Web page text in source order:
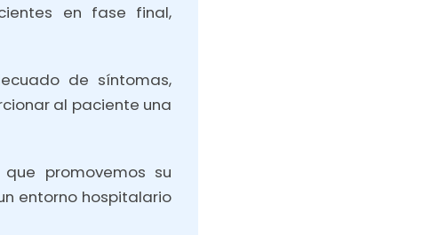
en fase final,
de síntomas,
al paciente una
promovemos su
entorno hospitalario